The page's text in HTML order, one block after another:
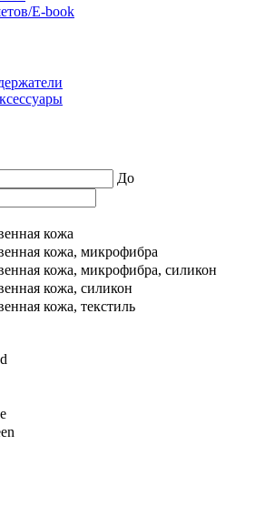
E-book
До
кожа
кожа, микрофибра
кожа, микрофибра, силикон
кожа, силикон
кожа, текстиль